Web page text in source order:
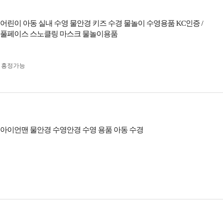
어린이 아동 실내 수영 물안경 키즈 수경 물놀이 수영용품 KC인증 /
풀페이스 스노클링 마스크 물놀이용품
흥정가능
아이언맨 물안경 수영안경 수영 용품 아동 수경